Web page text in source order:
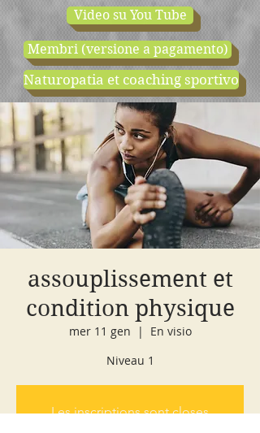
Video su You Tube
Membri (versione a pagamento)
Naturopatia et coaching sportivo
cours d'essai negozio
assouplissement et
condition physique
mer 11 gen
  |
En visio
Niveau 1
Les inscriptions sont closes